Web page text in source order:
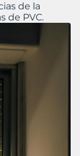
de la
de PVC.